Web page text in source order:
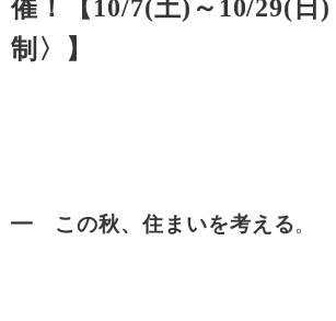
催！【10/7(土)～10/29(日
制〉】
━ この秋、住まいを考える。